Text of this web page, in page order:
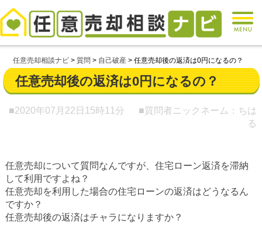
任意売却相談ナビ >質問 > 自己破産 >任意売却後の返済は0円になるの？
任意売却後の返済は0円になるの？
■2020年07月22日 15時11分
■質問者ニックネーム：ちは
る
任意売却について質問なんですが、住宅ローン返済を滞納
して利用ですよね？
任意売却を利用した場合の住宅ローンの返済はどうなるん
ですか？
任意売却後の返済はチャラになりますか？